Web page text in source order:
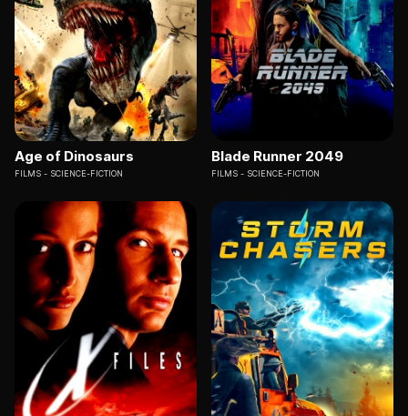
Age of Dinosaurs
FILMS SCIENCE-FICTION
Blade Runner 2049
FILMS SCIENCE-FICTION